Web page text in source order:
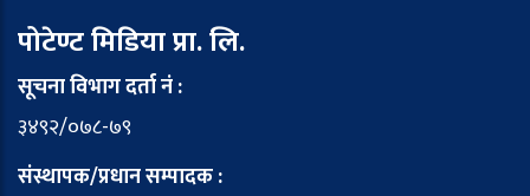
पोटेण्ट मिडिया प्रा. लि.
सूचना विभाग दर्ता नं :
३४९२/०७८-७९
संस्थापक/प्रधान सम्पादक :